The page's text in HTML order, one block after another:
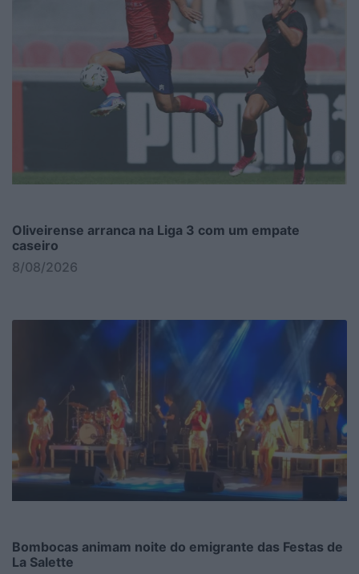
Oliveirense arranca na Liga 3 com um empate
caseiro
8/08/2026
Bombocas animam noite do emigrante das Festas de
La Salette